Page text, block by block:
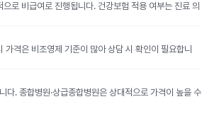
로 비급여로 진행됩니다. 건강보험 적용 여부는 진료 의
격은 비조영제 기준이 많아 상담 시 확인이 필요합니
. 종합병원·상급종합병원은 상대적으로 가격이 높을 수